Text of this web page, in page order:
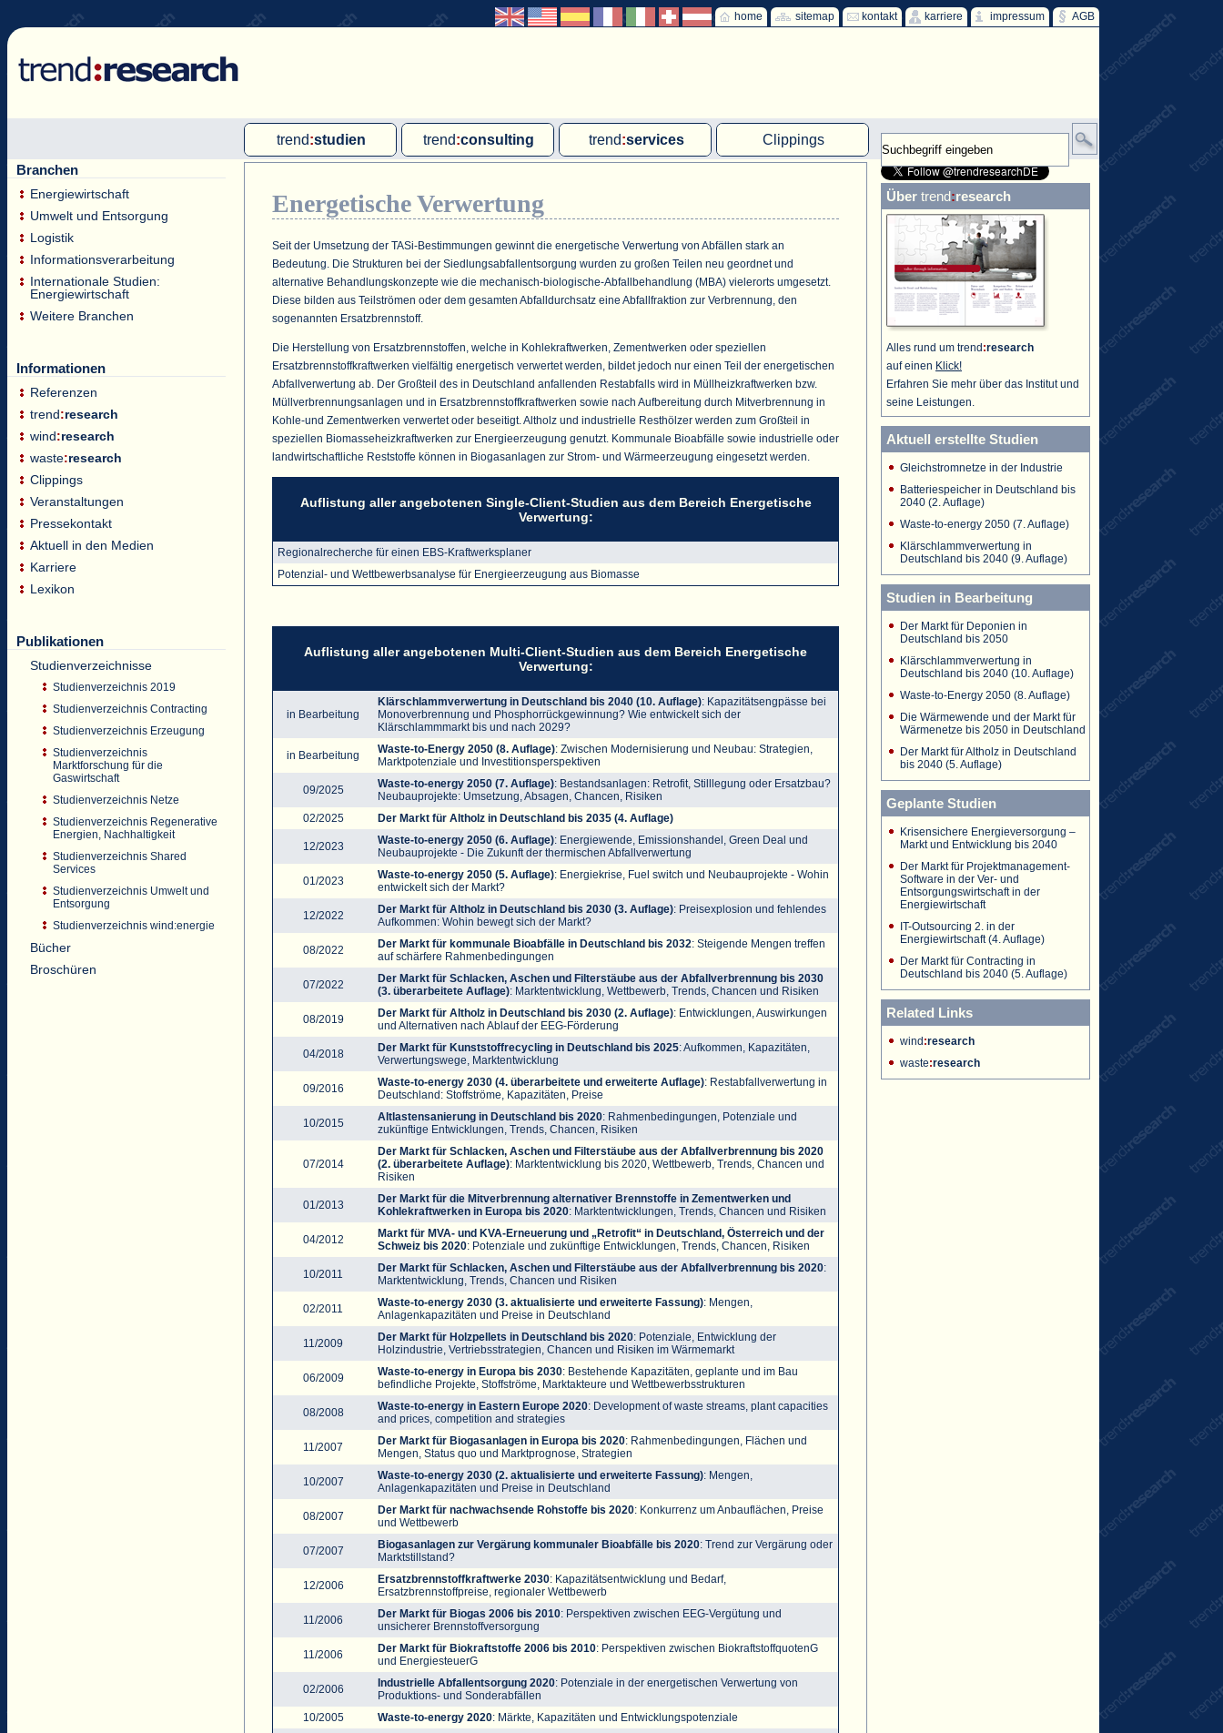
AGB
impressum
karriere
kontakt
sitemap
home
trend:studien
Single-Client-Studien
trend:consulting
Due Diligence
trend:services
Endkundenbefragung
PAP-Clipping
Marktforschungsmanagement
Clippings
Wasserstoff
Branchen
Energiewirtschaft
Umwelt und Entsorgung
Logistik
Informationsverarbeitung
Internationale Studien:
Energiewirtschaft
Weitere Branchen
Informationen
Referenzen
trend:research
wind:research
waste:research
Clippings
Veranstaltungen
Pressekontakt
Aktuell in den Medien
Karriere
Lexikon
Publikationen
Studienverzeichnisse
Studienverzeichnis 2019
Studienverzeichnis Contracting
Studienverzeichnis Erzeugung
Studienverzeichnis
Marktforschung für die
Gaswirtschaft
Studienverzeichnis Netze
Studienverzeichnis Regenerative
Energien, Nachhaltigkeit
Studienverzeichnis Shared
Services
Studienverzeichnis Umwelt und
Entsorgung
Studienverzeichnis wind:energie
Bücher
Broschüren
Energetische Verwertung
Seit der Umsetzung der TASi-Bestimmungen gewinnt die energetische Verwertung von Abfällen stark an
Bedeutung. Die Strukturen bei der Siedlungsabfallentsorgung wurden zu großen Teilen neu geordnet und
alternative Behandlungskonzepte wie die mechanisch-biologische-Abfallbehandlung (MBA) vielerorts umgesetzt.
Diese bilden aus Teilströmen oder dem gesamten Abfalldurchsatz eine Abfallfraktion zur Verbrennung, den
sogenannten Ersatzbrennstoff.
Die Herstellung von Ersatzbrennstoffen, welche in Kohlekraftwerken, Zementwerken oder speziellen
Ersatzbrennstoffkraftwerken vielfältig energetisch verwertet werden, bildet jedoch nur einen Teil der energetischen
Abfallverwertung ab. Der Großteil des in Deutschland anfallenden Restabfalls wird in Müllheizkraftwerken bzw.
Müllverbrennungsanlagen und in Ersatzbrennstoffkraftwerken sowie nach Aufbereitung durch Mitverbrennung in
Kohle-und Zementwerken verwertet oder beseitigt. Altholz und industrielle Resthölzer werden zum Großteil in
speziellen Biomasseheizkraftwerken zur Energieerzeugung genutzt. Kommunale Bioabfälle sowie industrielle oder
landwirtschaftliche Reststoffe können in Biogasanlagen zur Strom- und Wärmeerzeugung eingesetzt werden.
Auflistung aller angebotenen Single-Client-Studien aus dem Bereich Energetische
Verwertung:
Regionalrecherche für einen EBS-Kraftwerksplaner
Potenzial- und Wettbewerbsanalyse für Energieerzeugung aus Biomasse
Auflistung aller angebotenen Multi-Client-Studien aus dem Bereich Energetische
Verwertung:
in Bearbeitung
Klärschlammverwertung in Deutschland bis 2040 (10. Auflage): Kapazitätsengpässe bei
Monoverbrennung und Phosphorrückgewinnung? Wie entwickelt sich der
Klärschlammmarkt bis und nach 2029?
in Bearbeitung Waste-to-Energy 2050 (8. Auflage): Zwischen Modernisierung und Neubau: Strategien,
Marktpotenziale und Investitionsperspektiven
09/2025 Waste-to-energy 2050 (7. Auflage): Bestandsanlagen: Retrofit, Stilllegung oder Ersatzbau?
Neubauprojekte: Umsetzung, Absagen, Chancen, Risiken
02/2025
Der Markt für Altholz in Deutschland bis 2035 (4. Auflage)
12/2023 Waste-to-energy 2050 (6. Auflage): Energiewende, Emissionshandel, Green Deal und
Neubauprojekte - Die Zukunft der thermischen Abfallverwertung
01/2023 Waste-to-energy 2050 (5. Auflage): Energiekrise, Fuel switch und Neubauprojekte - Wohin
entwickelt sich der Markt?
12/2022 Der Markt für Altholz in Deutschland bis 2030 (3. Auflage): Preisexplosion und fehlendes
Aufkommen: Wohin bewegt sich der Markt?
08/2022 Der Markt für kommunale Bioabfälle in Deutschland bis 2032: Steigende Mengen treffen
auf schärfere Rahmenbedingungen
07/2022
Der Markt für Schlacken, Aschen und Filterstäube aus der Abfallverbrennung bis 2030
(3. überarbeitete Auflage): Marktentwicklung, Wettbewerb, Trends, Chancen und Risiken
08/2019 Der Markt für Altholz in Deutschland bis 2030 (2. Auflage): Entwicklungen, Auswirkungen
und Alternativen nach Ablauf der EEG-Förderung
04/2018 Der Markt für Kunststoffrecycling in Deutschland bis 2025: Aufkommen, Kapazitäten,
Verwertungswege, Marktentwicklung
09/2016 Waste-to-energy 2030 (4. überarbeitete und erweiterte Auflage): Restabfallverwertung in
Deutschland: Stoffströme, Kapazitäten, Preise
10/2015 Altlastensanierung in Deutschland bis 2020: Rahmenbedingungen, Potenziale und
zukünftige Entwicklungen, Trends, Chancen, Risiken
07/2014
Der Markt für Schlacken, Aschen und Filterstäube aus der Abfallverbrennung bis 2020
(2. überarbeitete Auflage): Marktentwicklung bis 2020, Wettbewerb, Trends, Chancen und
Risiken
01/2013
Der Markt für die Mitverbrennung alternativer Brennstoffe in Zementwerken und
Kohlekraftwerken in Europa bis 2020: Marktentwicklungen, Trends, Chancen und Risiken
04/2012
Markt für MVA- und KVA-Erneuerung und „Retrofit“ in Deutschland, Österreich und der
Schweiz bis 2020: Potenziale und zukünftige Entwicklungen, Trends, Chancen, Risiken
10/2011 Der Markt für Schlacken, Aschen und Filterstäube aus der Abfallverbrennung bis 2020:
Marktentwicklung, Trends, Chancen und Risiken
02/2011 Waste-to-energy 2030 (3. aktualisierte und erweiterte Fassung): Mengen,
Anlagenkapazitäten und Preise in Deutschland
11/2009 Der Markt für Holzpellets in Deutschland bis 2020: Potenziale, Entwicklung der
Holzindustrie, Vertriebsstrategien, Chancen und Risiken im Wärmemarkt
06/2009 Waste-to-energy in Europa bis 2030: Bestehende Kapazitäten, geplante und im Bau
befindliche Projekte, Stoffströme, Marktakteure und Wettbewerbsstrukturen
08/2008 Waste-to-energy in Eastern Europe 2020: Development of waste streams, plant capacities
and prices, competition and strategies
11/2007 Der Markt für Biogasanlagen in Europa bis 2020: Rahmenbedingungen, Flächen und
Mengen, Status quo und Marktprognose, Strategien
10/2007 Waste-to-energy 2030 (2. aktualisierte und erweiterte Fassung): Mengen,
Anlagenkapazitäten und Preise in Deutschland
08/2007 Der Markt für nachwachsende Rohstoffe bis 2020: Konkurrenz um Anbauflächen, Preise
und Wettbewerb
07/2007 Biogasanlagen zur Vergärung kommunaler Bioabfälle bis 2020: Trend zur Vergärung oder
Marktstillstand?
12/2006 Ersatzbrennstoffkraftwerke 2030: Kapazitätsentwicklung und Bedarf,
Ersatzbrennstoffpreise, regionaler Wettbewerb
11/2006 Der Markt für Biogas 2006 bis 2010: Perspektiven zwischen EEG-Vergütung und
unsicherer Brennstoffversorgung
11/2006 Der Markt für Biokraftstoffe 2006 bis 2010: Perspektiven zwischen BiokraftstoffquotenG
und EnergiesteuerG
02/2006 Industrielle Abfallentsorgung 2020: Potenziale in der energetischen Verwertung von
Produktions- und Sonderabfällen
10/2005
Waste-to-energy 2020: Märkte, Kapazitäten und Entwicklungspotenziale
Über trend:research
Alles rund um trend :research
auf einen Klick!
Erfahren Sie mehr über das Institut und
seine Leistungen.
Aktuell erstellte Studien
Gleichstromnetze in der Industrie
Batteriespeicher in Deutschland bis
2040 (2. Auflage)
Waste-to-energy 2050 (7. Auflage)
Klärschlammverwertung in
Deutschland bis 2040 (9. Auflage)
Studien in Bearbeitung
Der Markt für Deponien in
Deutschland bis 2050
Klärschlammverwertung in
Deutschland bis 2040 (10. Auflage)
Waste-to-Energy 2050 (8. Auflage)
Die Wärmewende und der Markt für
Wärmenetze bis 2050 in Deutschland
Der Markt für Altholz in Deutschland
bis 2040 (5. Auflage)
Geplante Studien
Krisensichere Energieversorgung –
Markt und Entwicklung bis 2040
Der Markt für Projektmanagement-
Software in der Ver- und
Entsorgungswirtschaft in der
Energiewirtschaft
IT-Outsourcing 2. in der
Energiewirtschaft (4. Auflage)
Der Markt für Contracting in
Deutschland bis 2040 (5. Auflage)
Related Links
wind :research
waste:research